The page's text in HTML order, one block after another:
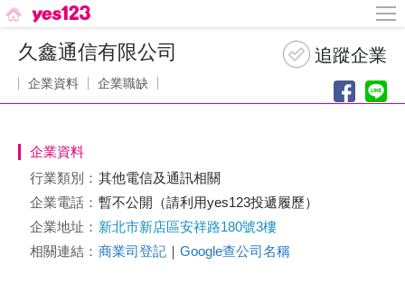
久鑫通信有限公司
企業資料 企業職缺
企業資料
行業類別： 其他電信及通訊相關
企業電話： 暫不公開（請利用yes123投遞履歷）
企業地址： 新北市新店區安祥路180號3樓
相關連結： 商業司登記 ｜ Google查公司名稱